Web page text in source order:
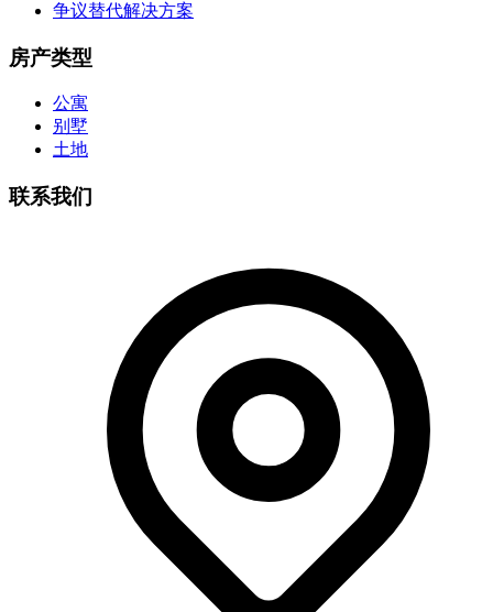
争议替代解决方案
房产类型
公寓
别墅
土地
联系我们